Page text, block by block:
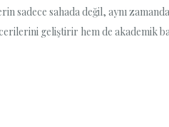
sadece sahada değil, aynı
geliştirir hem de akademik